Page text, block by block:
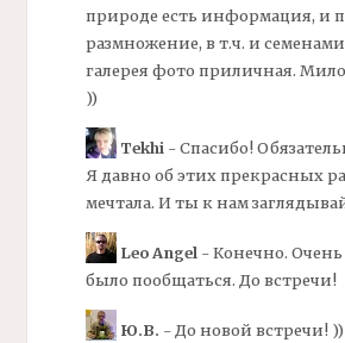
природе есть информация, и
размножение, в т.ч. и
галерея фото приличная.
))
Tekhi- Спасибо!
Я давно об этих прекрасных
мечтала. И ты к нам
Leo Angel- Конечно.
было пообщаться. До встречи!
Ю.В. - До новой встречи! ))